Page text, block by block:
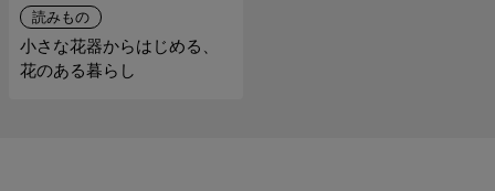
読みもの
小さな花器からはじめる、
花のある暮らし